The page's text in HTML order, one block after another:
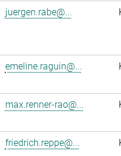
juergen.rabe@...
emeline.raguin@...
max.renner-rao@...
friedrich.reppe@...